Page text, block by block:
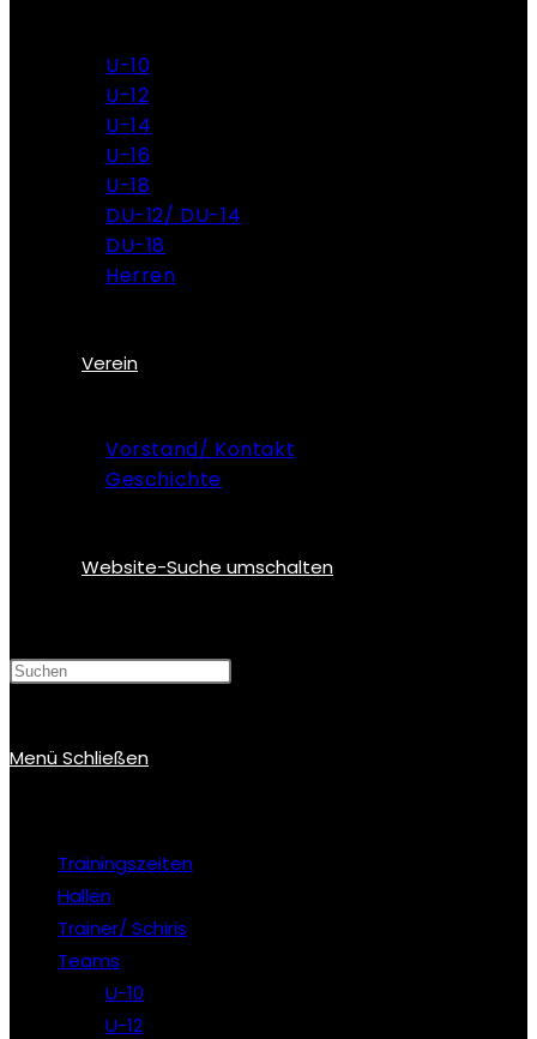
U-10
U-12
U-14
U-16
U-18
DU-12/ DU-14
DU-18
Herren
Verein
Vorstand/ Kontakt
Geschichte
Website-Suche umschalten
MenüSchließen
Trainingszeiten
Hallen
Trainer/ Schiris
Teams
U-10
U-12